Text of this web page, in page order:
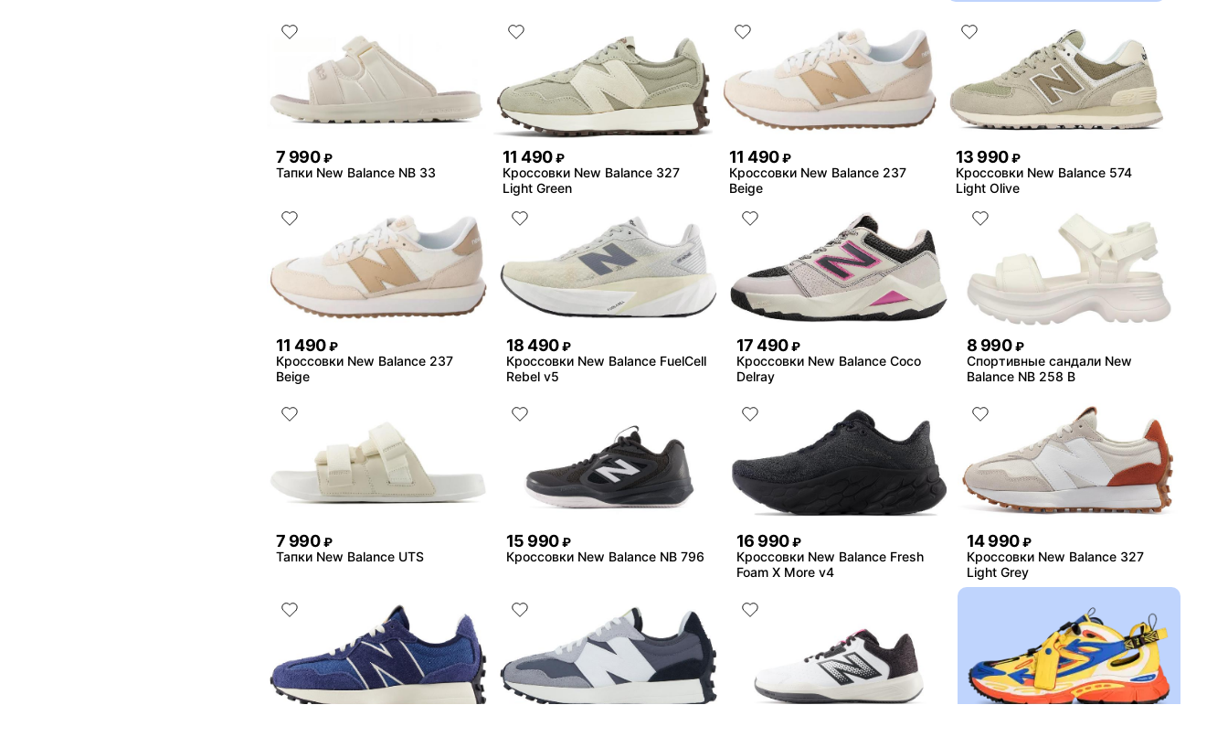
7 990 ₽
Тапки New Balance NB 33
11 490 ₽
Кроссовки New Balance 327
Light Green
11 490 ₽
Кроссовки New Balance 237
Beige
13 990 ₽
Кроссовки New Balance 574
Light Olive
11 490 ₽
Кроссовки New Balance 237
Beige
18 490 ₽
Кроссовки New Balance FuelCell
Rebel v5
17 490 ₽
Кроссовки New Balance Coco
Delray
8 990 ₽
Спортивные сандали New
Balance NB 258 B
7 990 ₽
Тапки New Balance UTS
15 990 ₽
Кроссовки New Balance NB 796
16 990 ₽
Кроссовки New Balance Fresh
Foam X More v4
14 990 ₽
Кроссовки New Balance 327
Light Grey